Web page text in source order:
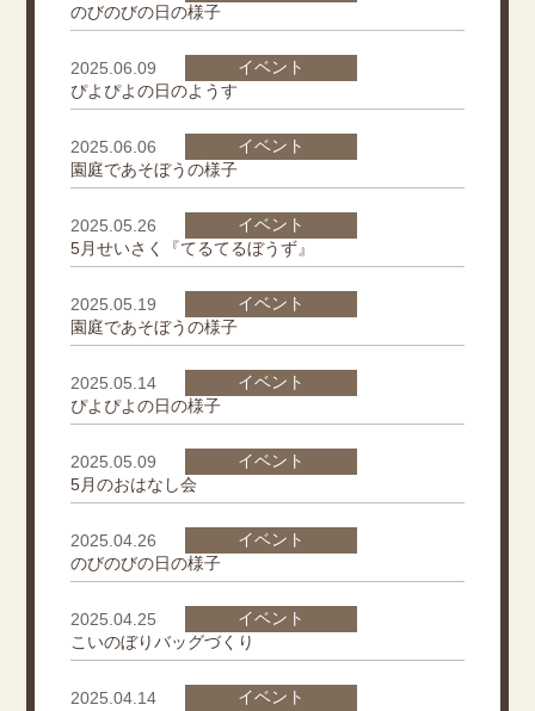
のびのびの日の様子
2025.06.09
イベント
ぴよぴよの日のようす
2025.06.06
イベント
園庭であそぼうの様子
2025.05.26
イベント
5月せいさく『てるてるぼうず』
2025.05.19
イベント
園庭であそぼうの様子
2025.05.14
イベント
ぴよぴよの日の様子
2025.05.09
イベント
5月のおはなし会
2025.04.26
イベント
のびのびの日の様子
2025.04.25
イベント
こいのぼりバッグづくり
2025.04.14
イベント